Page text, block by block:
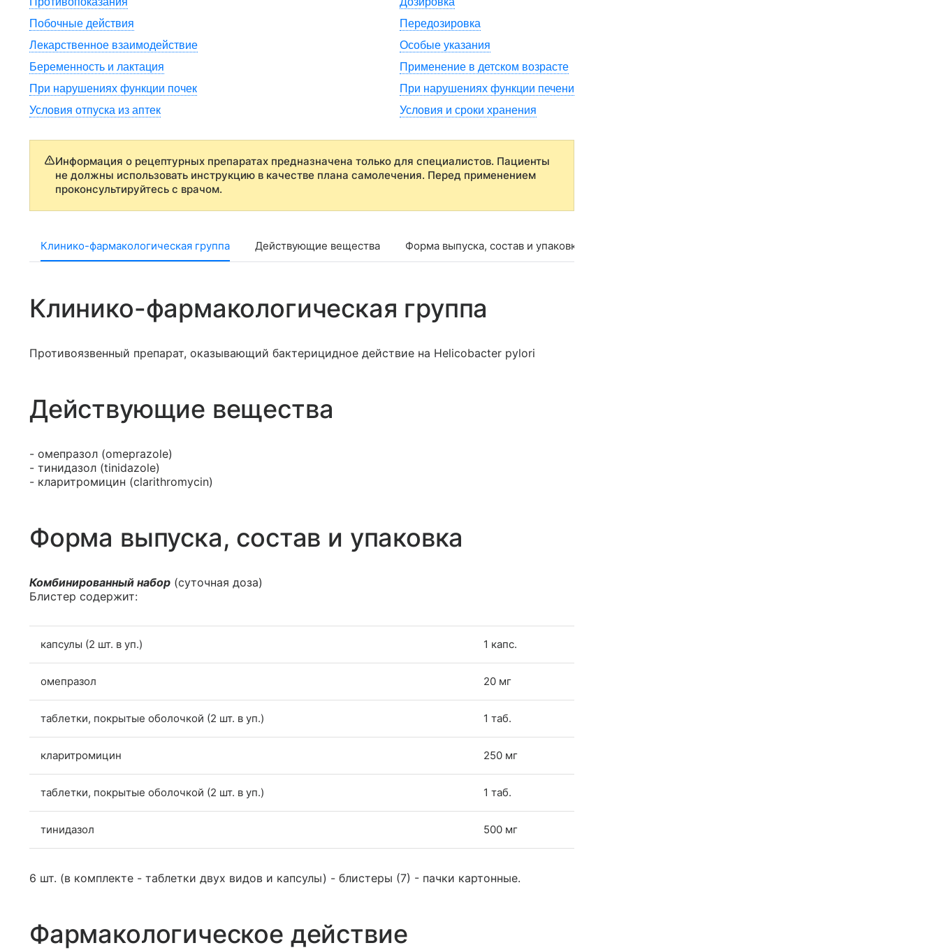
Побочные действия
Передозировка
Лекарственное взаимодействие
Особые указания
Беременность и лактация
Применение в детском возрасте
При нарушениях функции почек
При нарушениях функции печени
Условия отпуска из аптек
Условия и сроки хранения
Информация о рецептурных препаратах предназначена только для специалистов. Пациенты
не должны использовать инструкцию в качестве плана самолечения. Перед применением
проконсультируйтесь с врачом.
Клинико-фармакологическая группа Действующие вещества Форма выпуска, состав и упаковка
Клинико-фармакологическая группа
Противоязвенный препарат, оказывающий бактерицидное действие на Helicobacter pylori
Действующие вещества
- омепразол (omeprazole)
- тинидазол (tinidazole)
- кларитромицин (clarithromycin)
Форма выпуска, состав и упаковка
Комбинированный набор (суточная доза)
Блистер содержит:
капсулы (2 шт. в уп.) 1 капс.
омепразол 20 мг
таблетки, покрытые оболочкой (2 шт. в уп.) 1 таб.
кларитромицин 250 мг
таблетки, покрытые оболочкой (2 шт. в уп.) 1 таб.
тинидазол 500 мг
6 шт. (в комплекте - таблетки двух видов и капсулы) - блистеры (7) - пачки картонные.
Фармакологическое действие